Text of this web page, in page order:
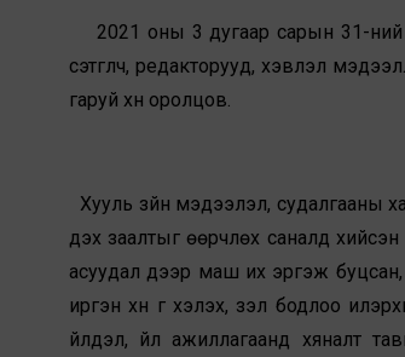
2021 оны 3 дугаар сарын 31-ний
сэтгүүлч, редакторууд, хэвлэл
гаруй хүн оролцов.
Хууль зүйн мэдээлэл, судалгааны
дэх заалтыг өөрчлөх саналд
асуудал дээр маш их эргэж буцсан,
иргэн хүн үг хэлэх, үзэл бодлоо
үйлдэл, үйл ажиллагаанд хяналт